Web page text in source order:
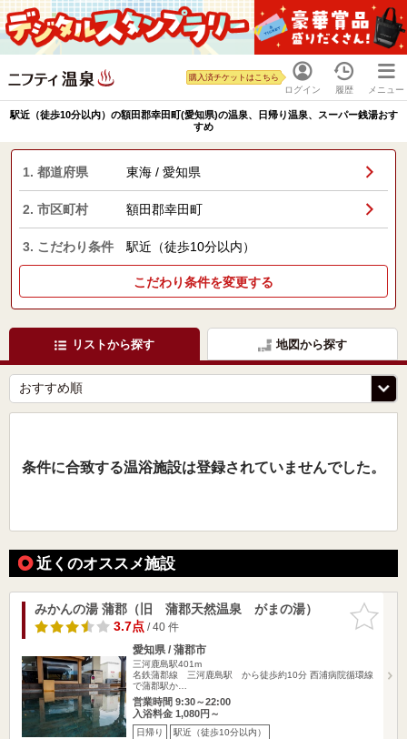
ログイン
購入済チケットはこちら
履歴 メニュー
駅近（徒歩10分以内）の額田郡幸田町(愛知県)の温泉、日帰り温泉、スーパー銭湯おす
すめ
1. 都道府県 東海 / 愛知県
2. 市区町村 額田郡幸田町
3. こだわり条件 駅近（徒歩10分以内）
こだわり条件を変更する
リストから探す 地図から探す
条件に合致する温浴施設は登録されていませんでした。
近くのオススメ施設
お気に入
りに追加
みかんの湯 蒲郡（旧 蒲郡天然温泉 がまの湯）
3.7点/ 40 件
愛知県 / 蒲郡市
三河鹿島駅401m
名鉄蒲郡線 三河鹿島駅 から徒歩約10分 西浦病院循環線
で蒲郡駅か…
営業時間 9:30～22:00
入浴料金 1,080円～
日帰り 駅近（徒歩10分以内）